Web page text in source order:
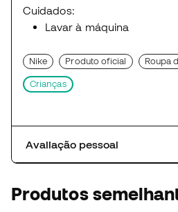
Cuidados:
Lavar à máquina
Nike Produto oficial Roupa
Crianças
Avaliação pessoal
Produtos